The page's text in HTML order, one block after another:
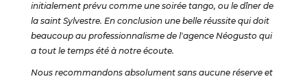
initialement prévu comme une soirée tango, ou le dîner de
la saint Sylvestre. En conclusion une belle réussite qui doit
beaucoup au professionnalisme de l'agence Néogusto qui
a tout le temps été à notre écoute.
Nous recommandons absolument sans aucune réserve et